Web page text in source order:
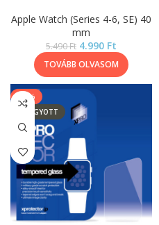
Apple Watch (Series 4-6, SE) 40
mm
5.490Ft 4.990 Ft
TOVÁBB OLVASOM
-13%
ELFOGYOTT